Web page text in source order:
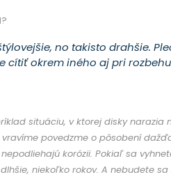
no takisto drahšie.
cítiť okrem iného aj pri
situáciu, v ktorej disky narazia
povedzme o pôsobení
korózii. Pokiaľ sa
niekoľko rokov. A nebudete